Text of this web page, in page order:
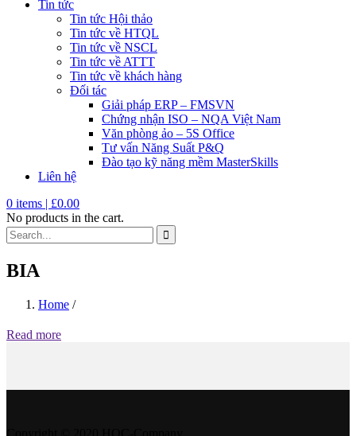
Tin tức
Tin tức Hội thảo
Tin tức về HTQL
Tin tức về NSCL
Tin tức về ATTT
Tin tức về khách hàng
Đối tác
Giải pháp ERP – FMSVN
Chứng nhận ISO – NQA Việt Nam
Văn phòng ảo – 5S Office
Tư vấn Năng Suất P&Q
Đào tạo kỹ năng mềm MasterSkills
Liên hệ
0 items | £0.00
No products in the cart.
BIA
Home /
Read more